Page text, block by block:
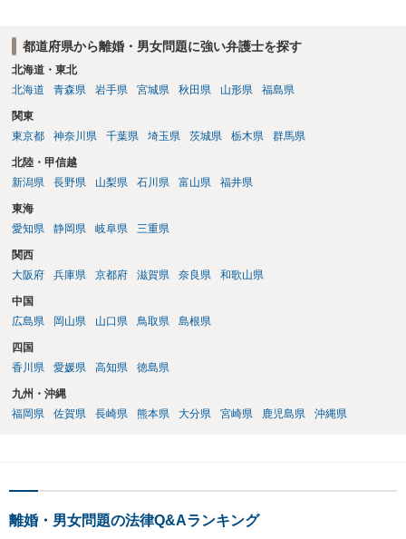
都道府県から離婚・男女問題に強い弁護士を探す
北海道・東北
北海道
青森県 岩手県 宮城県 秋田県 山形県 福島県
関東
東京都
神奈川県 千葉県 埼玉県 茨城県 栃木県 群馬県
北陸・甲信越
新潟県
長野県 山梨県 石川県 富山県 福井県
東海
愛知県
静岡県 岐阜県 三重県
関西
大阪府
兵庫県 京都府 滋賀県 奈良県 和歌山県
中国
広島県
岡山県 山口県 鳥取県 島根県
四国
香川県
愛媛県 高知県 徳島県
九州・沖縄
福岡県
佐賀県 長崎県 熊本県 大分県 宮崎県 鹿児島県 沖縄県
離婚・男女問題の法律Q&Aランキング